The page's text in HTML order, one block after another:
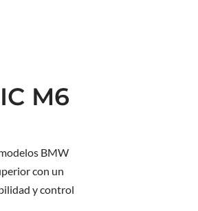
M6
BMW
con un
y control